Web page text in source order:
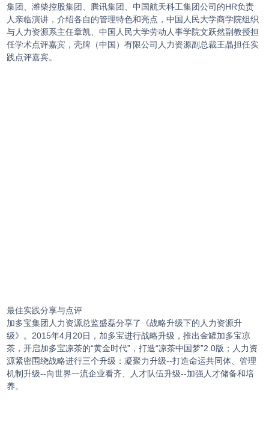
集团、潍柴控股集团、腾讯集团、中国航天科工集团公司的HR负责
人亲临演讲，介绍各自的管理特色和亮点，中国人民大学商学院组织
与人力资源系主任章凯、中国人民大学劳动人事学院文跃然副教授担
任学术点评嘉宾，壳牌（中国）有限公司人力资源副总裁王晶担任实
践点评嘉宾。
最佳实践分享与点评
加多宝集团人力资源总监盛磊分享了《战略升级下的人力资源升
级》。2015年4月20日，加多宝进行战略升级，推出金罐加多宝凉
茶，开启加多宝凉茶的“黄金时代”，打造“凉茶中国梦”2.0版；人力资
源紧密围绕战略进行三个升级：凝聚力升级--打造命运共同体、管理
机制升级--向世界一流企业看齐、人才队伍升级--加强人才储备和培
养。